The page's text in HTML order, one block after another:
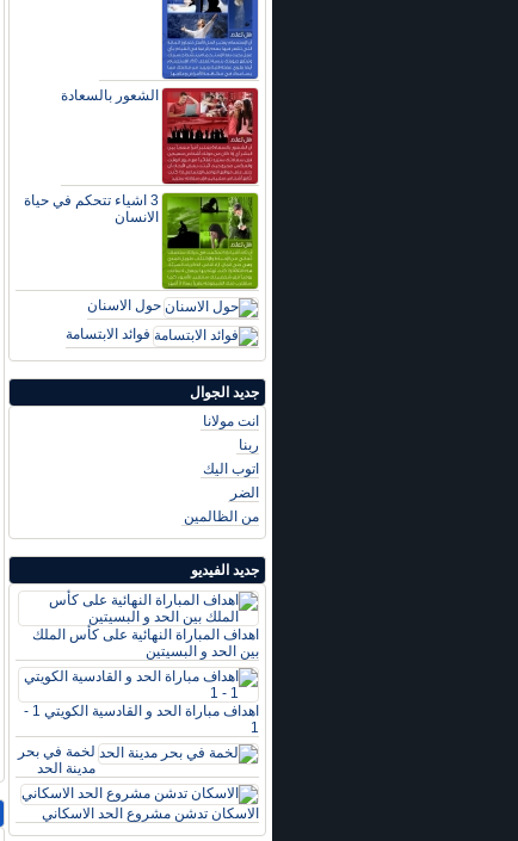
الشعور بالسعادة
3 اشياء تتحكم في حياة
الانسان
حول الاسنان
فوائد الابتسامة
جديد الجوال
انت مولانا
ربنا
اتوب اليك
الضر
من الظالمين
جديد الفيديو
اهداف المباراة النهائية على كأس الملك
بين الحد و البسيتين
اهداف مباراة الحد و القادسية الكويتي 1 -
1
لخمة في بحر
مدينة الحد
الاسكان تدشن مشروع الحد الاسكاني